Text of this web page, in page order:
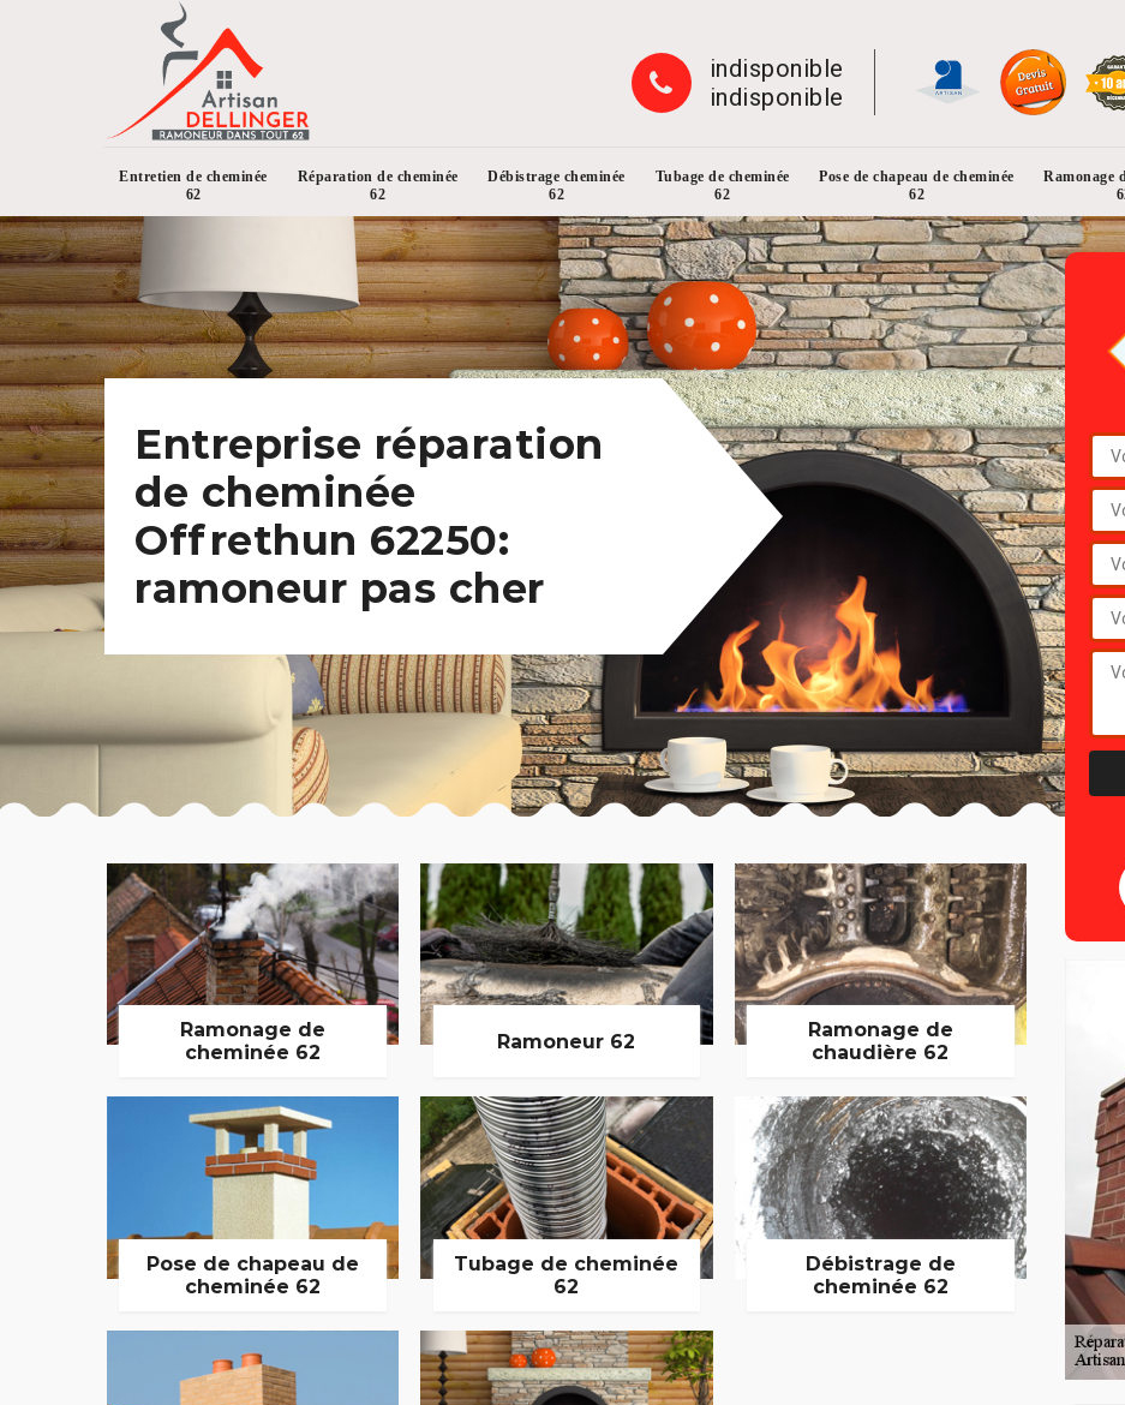
indisponible
indisponible
Entretien de cheminée
62
Réparation de cheminée
62
Débistrage cheminée
62
Tubage de cheminée
62
Pose de chapeau de cheminée
62
Ramonage
Entreprise réparation
de cheminée
Offrethun 62250:
ramoneur pas cher
Ramonage de
cheminée 62
Ramoneur 62
Ramonage de
chaudière 62
Pose de chapeau de
cheminée 62
Tubage de cheminée
62
Débistrage de
cheminée 62